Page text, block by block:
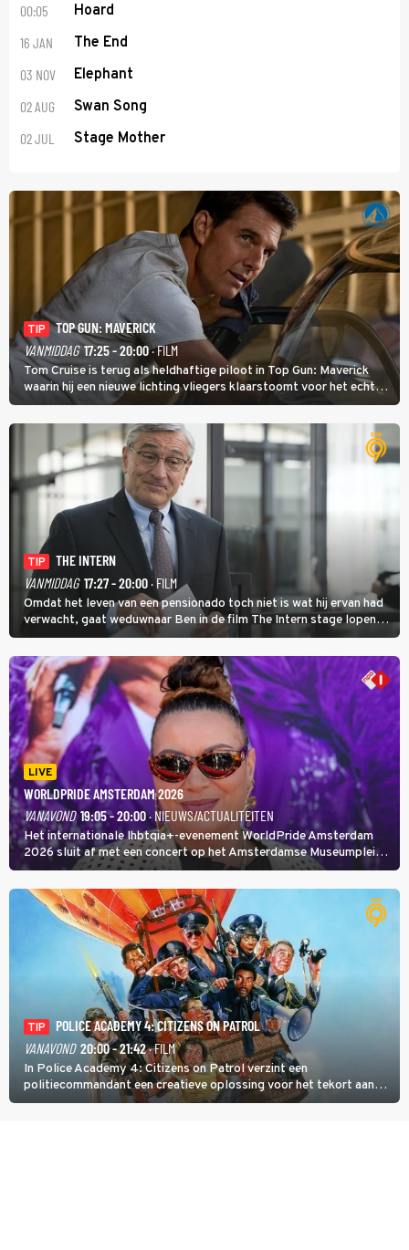
00:05 Hoard
16 JAN The End
03 NOV Elephant
02 AUG Swan Song
02 JUL Stage Mother
TIP
TOP GUN: MAVERICK
VANMIDDAG 17:25 - 20:00· FILM
Tom Cruise is terug als heldhaftige piloot in Top Gun: Maverick
waarin hij een nieuwe lichting vliegers klaarstoomt voor het echte
werk.
TIP
THE INTERN
VANMIDDAG 17:27 - 20:00· FILM
Omdat het leven van een pensionado toch niet is wat hij ervan had
verwacht, gaat weduwnaar Ben in de film The Intern stage lopen
bij de hippe webwinkel van Jules, wat een gouden zet blijkt te zijn.
LIVE
WORLDPRIDE AMSTERDAM 2026
VANAVOND 19:05 - 20:00· NIEUWS/ACTUALITEITEN
Het internationale lhbtqia+-evenement WorldPride Amsterdam
2026 sluit af met een concert op het Amsterdamse Museumplein.
Anita Doth is een van de optredende artiesten. In de jaren 90
veroverde ze de wereld als zangeres van 2Unlimited.
TIP
POLICE ACADEMY 4: CITIZENS ON PATROL
VANAVOND 20:00 - 21:42· FILM
In Police Academy 4: Citizens on Patrol verzint een
politiecommandant een creatieve oplossing voor het tekort aan
agenten.